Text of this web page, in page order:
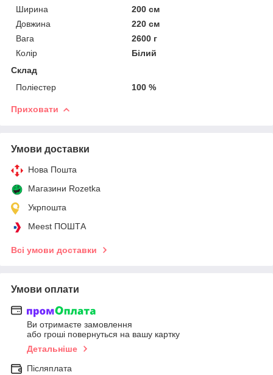
Ширина
200 см
Довжина
220 см
Вага
2600 г
Колір
Білий
Склад
Поліестер
100 %
Приховати
Умови доставки
Нова Пошта
Магазини Rozetka
Укрпошта
Meest ПОШТА
Всі умови доставки
Умови оплати
Ви отримаєте замовлення
або гроші повернуться на вашу картку
Детальніше
Післяплата